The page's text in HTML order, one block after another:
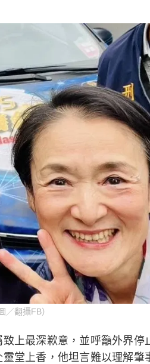
／翻攝FB）
上最深歉意，並呼籲外界停
堂上香，他坦言難以理解肇